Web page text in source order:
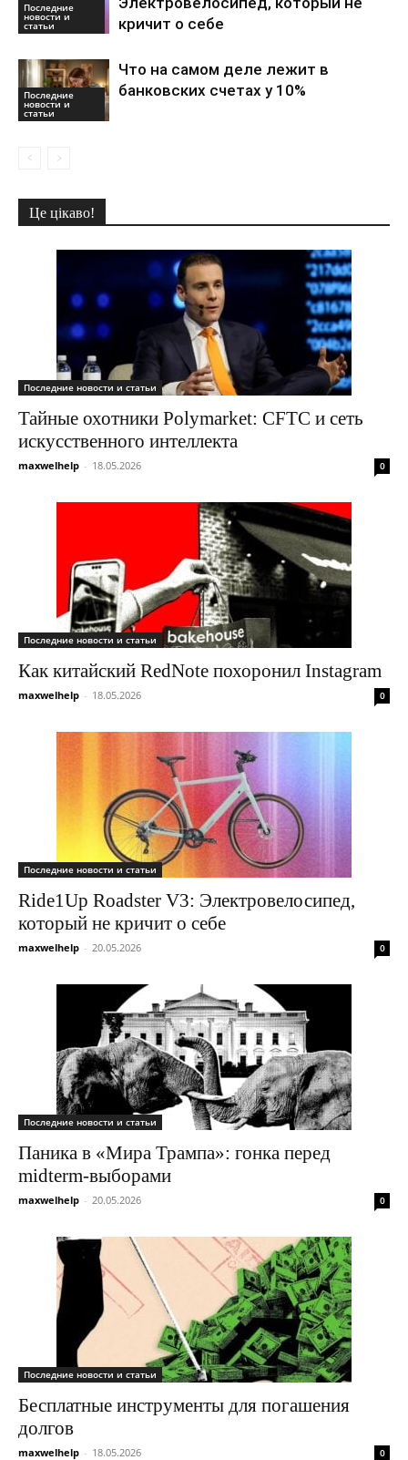
Последние
новости и
статьи
кричит о себе
Последние
новости и
статьи
Что на самом деле лежит в
банковских счетах у 10%
Це цікаво!
Последние новости и статьи
Тайные охотники Polymarket: CFTC и сеть
искусственного интеллекта
maxwelhelp - 18.05.2026 0
Последние новости и статьи
Как китайский RedNote похоронил Instagram
maxwelhelp - 18.05.2026 0
Последние новости и статьи
Ride1Up Roadster V3: Электровелосипед,
который не кричит о себе
maxwelhelp - 20.05.2026 0
Последние новости и статьи
Паника в «Мира Трампа»: гонка перед
midterm-выборами
maxwelhelp - 20.05.2026 0
Последние новости и статьи
Бесплатные инструменты для погашения
долгов
maxwelhelp - 18.05.2026 0